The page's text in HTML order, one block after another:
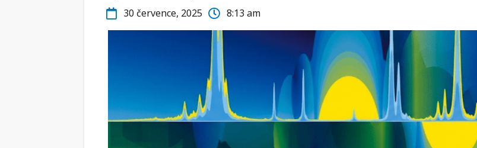
30 července, 2025 8:13 am